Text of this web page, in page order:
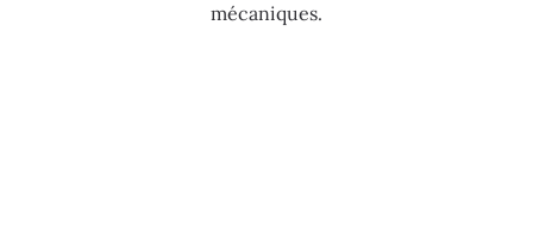
mécaniques.